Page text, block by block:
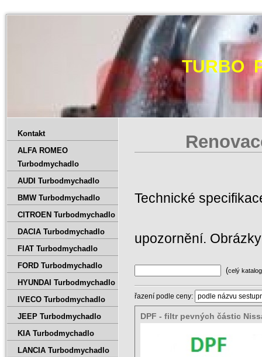
TURBO
Technické
upozornění.
(celý katalog
řazení podle ceny:
DPF - filtr pevných částic
Kontakt
ALFA ROMEO
Turbodmychadlo
AUDI Turbodmychadlo
BMW Turbodmychadlo
CITROEN Turbodmychadlo
DACIA Turbodmychadlo
FIAT Turbodmychadlo
FORD Turbodmychadlo
HYUNDAI Turbodmychadlo
IVECO Turbodmychadlo
JEEP Turbodmychadlo
KIA Turbodmychadlo
LANCIA Turbodmychadlo